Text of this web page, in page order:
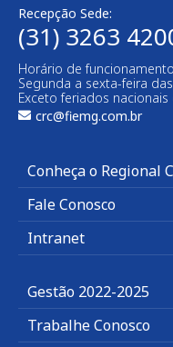
Recepção Sede:
(31) 3263
Horário de
Segunda a sexta-feira
Exceto feriados nacionais
crc@fiemg.com.br
Conheça o Regional
Fale Conosco
Intranet
Gestão 2022-2025
Trabalhe Conosco